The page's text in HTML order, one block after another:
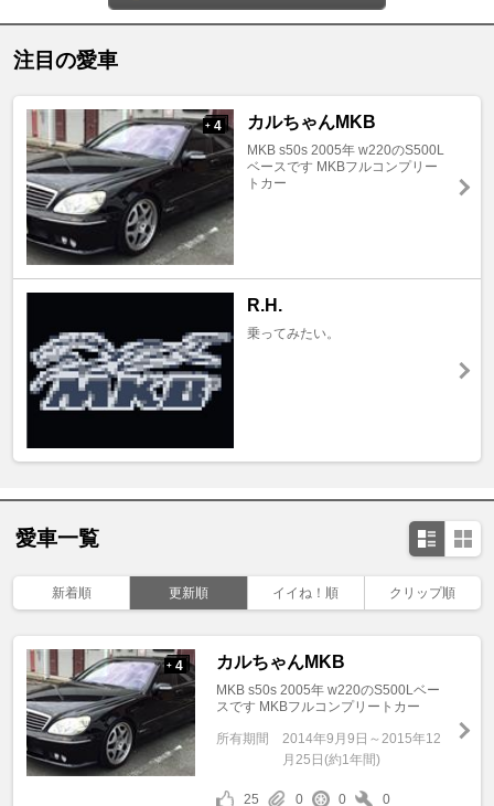
注目の愛車
+ 4 カルちゃんMKB
MKB s50s 2005年 w220のS500L
ベースです MKBフルコンプリー
トカー
R.H.
乗ってみたい。
愛車一覧
新着順 更新順 イイね！順 クリップ順
+ 4 カルちゃんMKB
MKB s50s 2005年 w220のS500Lベー
スです MKBフルコンプリートカー
所有期間
2014年9月9日～2015年12
月25日(約1年間)
25 0 0 0